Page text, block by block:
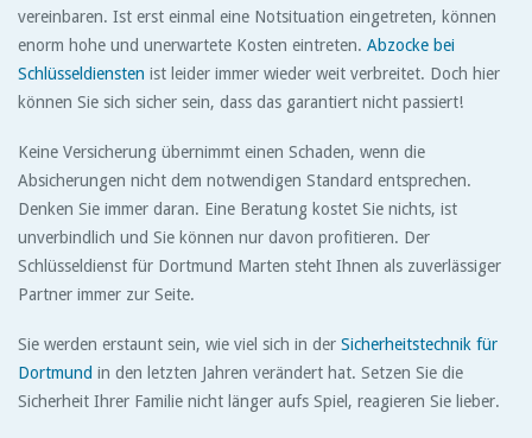
vereinbaren. Ist erst einmal eine Notsituation eingetreten, können
enorm hohe und unerwartete Kosten eintreten. Abzocke bei
Schlüsseldiensten ist leider immer wieder weit verbreitet. Doch hier
können Sie sich sicher sein, dass das garantiert nicht passiert!
Keine Versicherung übernimmt einen Schaden, wenn die
Absicherungen nicht dem notwendigen Standard entsprechen.
Denken Sie immer daran. Eine Beratung kostet Sie nichts, ist
unverbindlich und Sie können nur davon profitieren. Der
Schlüsseldienst für Dortmund Marten steht Ihnen als zuverlässiger
Partner immer zur Seite.
Sie werden erstaunt sein, wie viel sich in der Sicherheitstechnik für
Dortmund in den letzten Jahren verändert hat. Setzen Sie die
Sicherheit Ihrer Familie nicht länger aufs Spiel, reagieren Sie lieber.